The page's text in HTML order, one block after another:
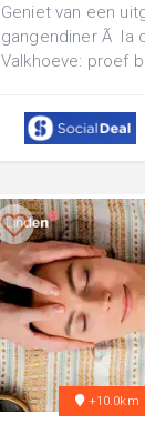
Geniet van een
gangendiner Ã la
Valkhoeve: proef
slui...